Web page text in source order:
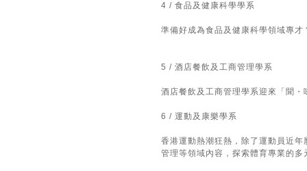
4 / 食品及健康科學學系
準備好成為食品及健康科學領域專
5 / 酒店餐飲及工商管理學系
酒店餐飲及工商管理學系迎來「聞
6 / 運動及康樂學系
香港運動熱潮狂熱，除了運動員近
管理等領域內容，探索體育專業的多